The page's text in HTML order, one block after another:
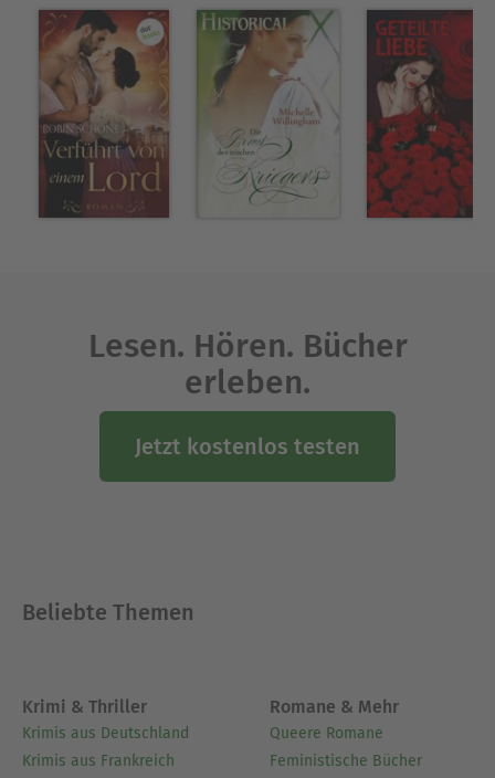
... 3" erhältlich.
Ausblenden
Lesen. Hören. Bücher
erleben.
Jetzt kostenlos testen
Beliebte Themen
Krimi & Thriller
Krimis aus Deutschland
Krimis aus Frankreich
Romane & Mehr
Queere Romane
Feministische Bücher